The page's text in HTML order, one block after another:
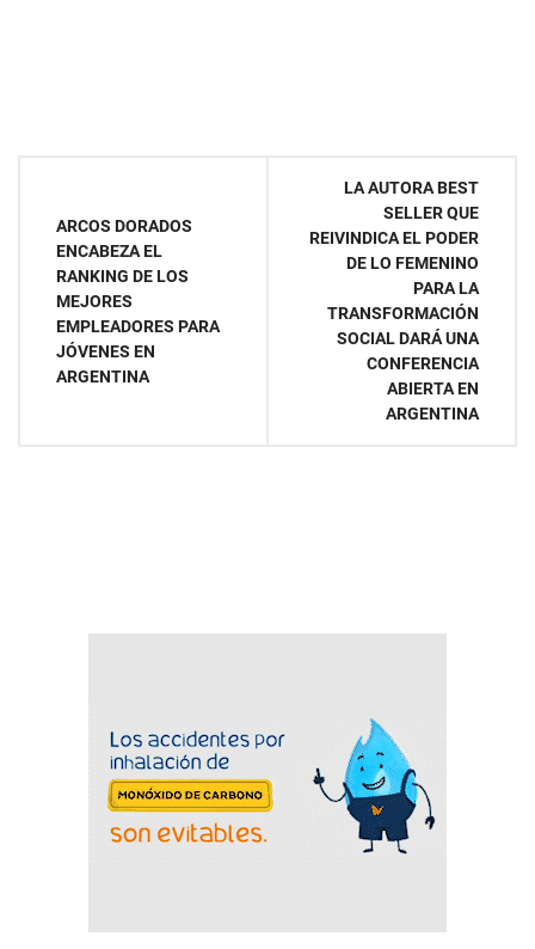
entradas
ARCOS DORADOS
ENCABEZA EL
RANKING DE LOS
MEJORES
EMPLEADORES PARA
JÓVENES EN
ARGENTINA
LA AUTORA BEST
SELLER QUE
REIVINDICA EL PODER
DE LO FEMENINO
PARA LA
TRANSFORMACIÓN
SOCIAL DARÁ UNA
CONFERENCIA
ABIERTA EN
ARGENTINA